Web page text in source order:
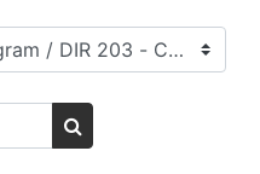
Buscar cursos